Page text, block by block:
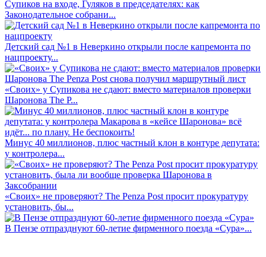
Супиков на входе, Гуляков в председателях: как
Законодательное собрани...
Детский сад №1 в Неверкино открыли после капремонта по
нацпроекту...
«Своих» у Супикова не сдают: вместо материалов проверки
Шаронова The P...
Минус 40 миллионов, плюс частный клон в контуре депутата:
у контролера...
«Своих» не проверяют? The Penza Post просит прокуратуру
установить, бы...
В Пензе отпразднуют 60-летие фирменного поезда «Сура»...